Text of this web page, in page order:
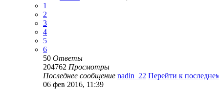
1
2
3
4
5
6
50 Ответы
204762 Просмотры
Последнее сообщение nadin_22 Перейти к
06 фев 2016, 11:39